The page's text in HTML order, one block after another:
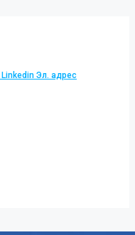
Linkedin Эл. адрес